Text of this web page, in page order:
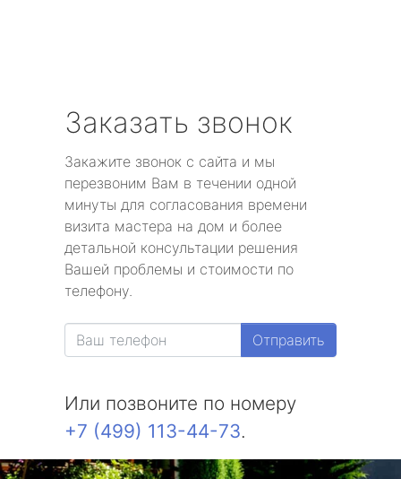
Заказать звонок
Закажите звонок с сайта и мы
перезвоним Вам в течении одной
минуты для согласования времени
визита мастера на дом и более
детальной консультации решения
Вашей проблемы и стоимости по
телефону.
Отправить
Или позвоните по номеру
+7 (499) 113-44-73.